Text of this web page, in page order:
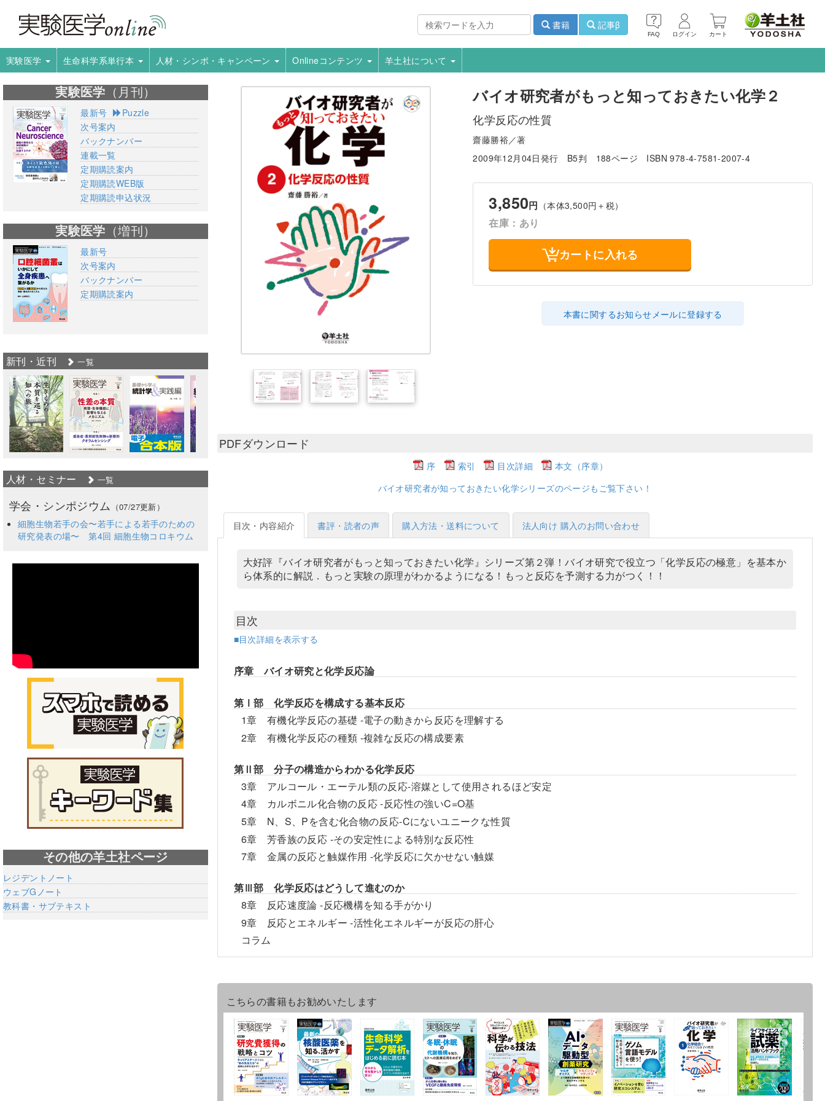
FAQ ログイン カート
書籍 記事β
実験医学 生命科学系単行本 人材・シンポ・キャンペーン Onlineコンテンツ 羊土社について
バイオ研究者がもっと知っておきたい化学２
化学反応の性質
齋藤勝裕／著
2009年12月04日発行
B5判 188ページ ISBN 978-4-7581-2007-4
3,850円 （本体3,500円＋税）
在庫：あり
カートに入れる
本書に関するお知らせメールに登録する
PDFダウンロード
序 索引 目次詳細
本文（序章）
バイオ研究者が知っておきたい化学シリーズのページもご覧下さい！
目次・内容紹介 書評・読者の声 購入方法・送料について 法人向け 購入のお問い合わせ
大好評『バイオ研究者がもっと知っておきたい化学』シリーズ第２弾！バイオ研究で役立つ「化学反応の極意」を基本か
ら体系的に解説．もっと実験の原理がわかるようになる！もっと反応を予測する力がつく！！
目次
■目次詳細を表示する
序章 バイオ研究と化学反応論
第Ⅰ部 化学反応を構成する基本反応
1章 有機化学反応の基礎 -電子の動きから反応を理解する
2章 有機化学反応の種類 -複雑な反応の構成要素
第Ⅱ部 分子の構造からわかる化学反応
3章 アルコール・エーテル類の反応-溶媒として使用されるほど安定
4章 カルボニル化合物の反応 -反応性の強いC=O基
5章 N、S、Pを含む化合物の反応-Cにないユニークな性質
6章 芳香族の反応 -その安定性による特別な反応性
7章 金属の反応と触媒作用 -化学反応に欠かせない触媒
第Ⅲ部 化学反応はどうして進むのか
8章 反応速度論 -反応機構を知る手がかり
9章 反応とエネルギー -活性化エネルギーが反応の肝心
コラム
こちらの書籍もお勧めいたします
実験医学 （月刊）
最新号
Puzzle
次号案内
バックナンバー
連載一覧
定期購読案内
定期購読WEB版
定期購読申込状況
実験医学 （増刊）
最新号
次号案内
バックナンバー
定期購読案内
新刊・近刊 一覧
人材・セミナー 一覧
学会・シンポジウム （07/27更新）
細胞生物若手の会〜若手による若手のための
研究発表の場〜 第4回 細胞生物コロキウム
その他の羊土社ページ
レジデントノート
ウェブGノート
教科書・サブテキスト